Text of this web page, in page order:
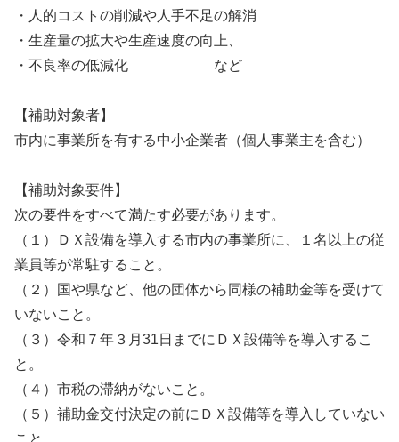
・人的コストの削減や人手不足の解消
・生産量の拡大や生産速度の向上、
・不良率の低減化 など
【補助対象者】
市内に事業所を有する中小企業者（個人事業主を含む）
【補助対象要件】
次の要件をすべて満たす必要があります。
（１）ＤＸ設備を導入する市内の事業所に、１名以上の従
業員等が常駐すること。
（２）国や県など、他の団体から同様の補助金等を受けて
いないこと。
（３）令和７年３月31日までにＤＸ設備等を導入するこ
と。
（４）市税の滞納がないこと。
（５）補助金交付決定の前にＤＸ設備等を導入していない
こと。